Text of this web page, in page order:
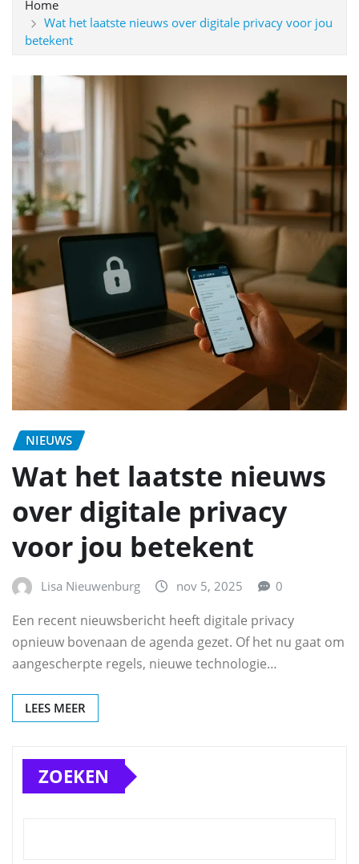
Home
Wat het laatste nieuws over digitale privacy voor jou
betekent
NIEUWS
Wat het laatste nieuws
over digitale privacy
voor jou betekent
Lisa Nieuwenburg nov 5, 2025 0
Een recent nieuwsbericht heeft digitale privacy
opnieuw bovenaan de agenda gezet. Of het nu gaat om
aangescherpte regels, nieuwe technologie…
LEES MEER
ZOEKEN